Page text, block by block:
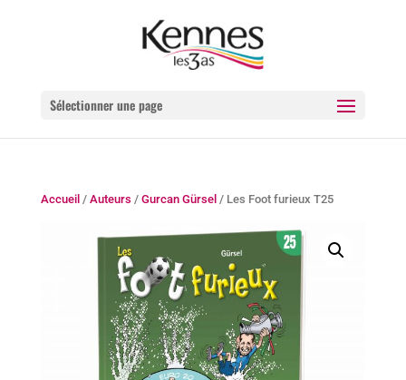
Sélectionner une page
Accueil / Auteurs / Gurcan Gürsel / Les Foot furieux T25